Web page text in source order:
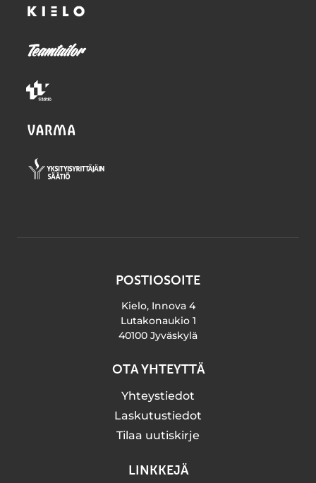
POSTIOSOITE
Kielo, Innova 4
Lutakonaukio 1
40100 Jyväskylä
OTA YHTEYTTÄ
Yhteystiedot
Laskutustiedot
Tilaa uutiskirje
LINKKEJÄ